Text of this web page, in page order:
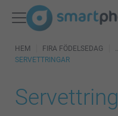
HEM FIRA FÖDELSEDAG
SERVETTRINGAR